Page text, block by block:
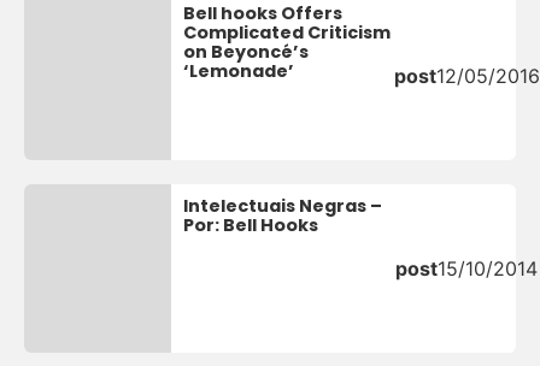
Bell hooks Offers
Complicated Criticism
on Beyoncé’s
‘Lemonade’
post12/05/2016
Intelectuais Negras –
Por: Bell Hooks
post15/10/2014